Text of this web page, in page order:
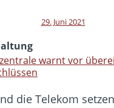
29. Juni 2021
warnt vor
die Telekom